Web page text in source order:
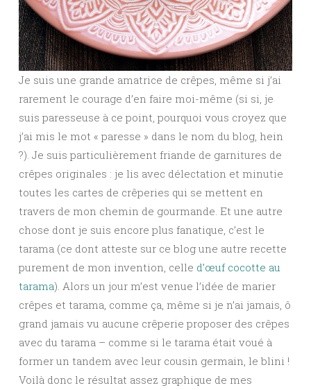
Je suis une grande amatrice de crêpes, même si j’ai
rarement le courage d’en faire moi-même (si si, je
suis paresseuse à ce point, pourquoi vous croyez que
j’ai mis le mot « paresse » dans le nom du blog, hein
?). Je suis particulièrement friande de garnitures de
crêpes originales : je lis avec délectation et minutie
toutes les cartes de crêperies qui se mettent en
travers de mon chemin de gourmande. Et une autre
chose dont je suis encore plus fanatique, c’est le
tarama (ce dont atteste sur ce blog une autre recette
purement de mon invention, celle d’œuf cocotte au
tarama). Alors un jour m’est venue l’idée de marier
crêpes et tarama, comme ça, même si je n’ai jamais, ô
grand jamais vu aucune crêperie proposer des crêpes
avec du tarama – comme si le tarama était voué à
former un tandem avec leur cousin germain, le blini !
Voilà donc le résultat assez graphique de mes